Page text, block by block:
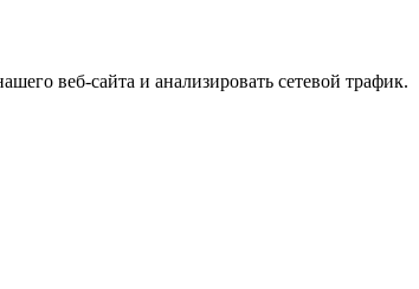
веб-сайта и анализировать сетевой трафик.